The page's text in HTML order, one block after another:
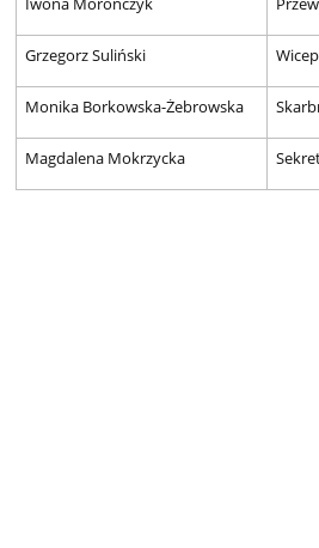
Grzegorz Suliński
Monika Borkowska-Żebrowska
Magdalena Mokrzycka